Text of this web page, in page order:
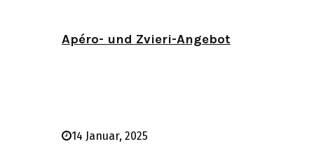
Apéro- und Zvieri-Angebot
14 Januar, 2025